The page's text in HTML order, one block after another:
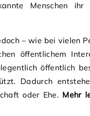
Menschen ihr
– wie bei vielen
öffentlichem
öffentlich
Dadurch
oder Ehe. Mehr